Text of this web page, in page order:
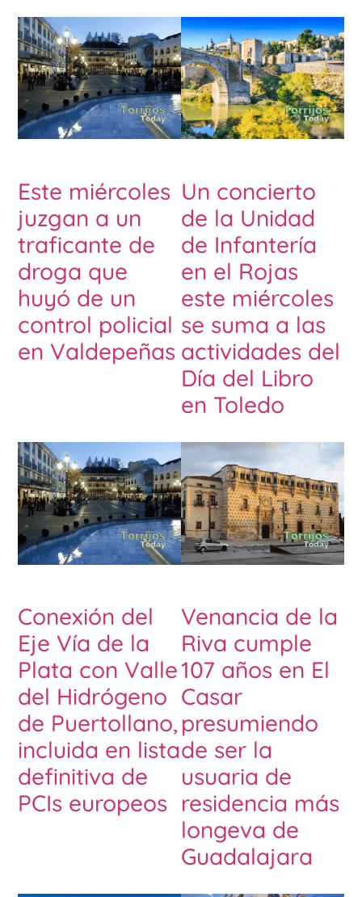
Este miércoles
juzgan a un
traficante de
droga que
huyó de un
control policial
en Valdepeñas
Un concierto
de la Unidad
de Infantería
en el Rojas
este miércoles
se suma a las
actividades del
Día del Libro
en Toledo
Conexión del
Eje Vía de la
Plata con Valle
del Hidrógeno
de Puertollano,
incluida en lista
definitiva de
PCIs europeos
Venancia de la
Riva cumple
107 años en El
Casar
presumiendo
de ser la
usuaria de
residencia más
longeva de
Guadalajara